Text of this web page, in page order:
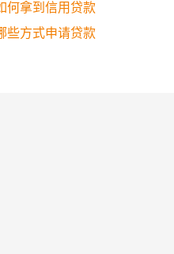
何拿到信用贷款
些方式申请贷款